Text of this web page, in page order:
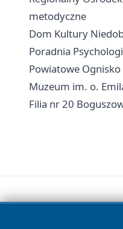
metodyczne
Dom Kultury
Poradnia
Powiatowe
Muzeum im. o.
Filia nr 20